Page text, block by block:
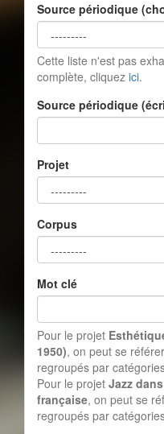
Source périodique
Cette liste n'est pas
complète, cliquez ici.
Source périodique
Projet
Corpus
Mot clé
Pour le projet
1950), on peut se
regroupés par
Pour le projet Jazz
française, on peut se
regroupés par